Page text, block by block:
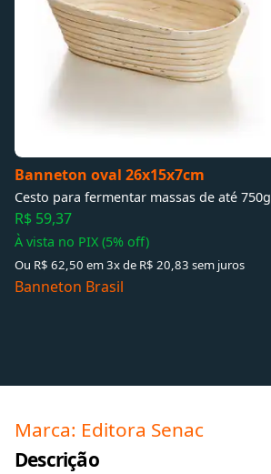
Banneton oval 26x15x7cm
Cesto para fermentar massas de até 750g
R$ 59,37
À vista no PIX (5% off)
Ou R$ 62,50 em 3x de R$ 20,83 sem juros
Banneton Brasil
Marca: Editora Senac
Descrição